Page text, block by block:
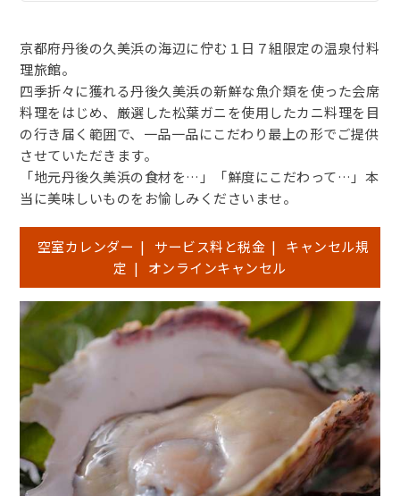
京都府丹後の久美浜の海辺に佇む１日７組限定の温泉付料
理旅館。
四季折々に獲れる丹後久美浜の新鮮な魚介類を使った会席
料理をはじめ、厳選した松葉ガニを使用したカニ料理を目
の行き届く範囲で、一品一品にこだわり最上の形でご提供
させていただきます。
「地元丹後久美浜の食材を…」「鮮度にこだわって…」本
当に美味しいものをお愉しみくださいませ。
空室カレンダー | サービス料と税金 |
キャンセル規
定 | オンラインキャンセル